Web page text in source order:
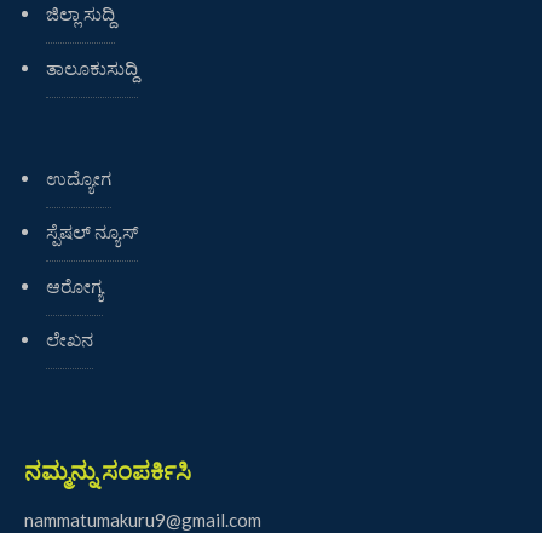
ಜಿಲ್ಲಾ ಸುದ್ದಿ
ತಾಲೂಕುಸುದ್ದಿ
ಉದ್ಯೋಗ
ಸ್ಪೆಷಲ್ ನ್ಯೂಸ್
ಆರೋಗ್ಯ
ಲೇಖನ
ನಮ್ಮನ್ನು ಸಂಪರ್ಕಿಸಿ
nammatumakuru9@gmail.com